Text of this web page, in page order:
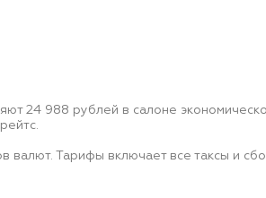
24 988 рублей в салоне
валют. Тарифы включает все таксы и